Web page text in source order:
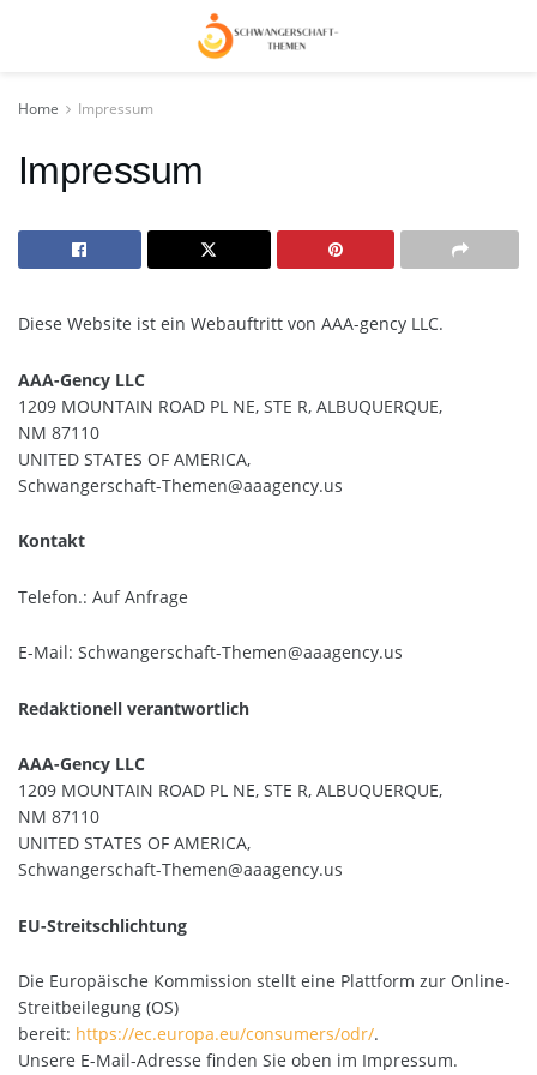
Home Impressum
Impressum
Diese Website ist ein Webauftritt von AAA-gency LLC.
AAA-Gency LLC
1209 MOUNTAIN ROAD PL NE, STE R, ALBUQUERQUE,
NM 87110
UNITED STATES OF AMERICA,
Schwangerschaft-Themen@aaagency.us
Kontakt
Telefon.: Auf Anfrage
E-Mail: Schwangerschaft-Themen@aaagency.us
Redaktionell verantwortlich
AAA-Gency LLC
1209 MOUNTAIN ROAD PL NE, STE R, ALBUQUERQUE,
NM 87110
UNITED STATES OF AMERICA,
Schwangerschaft-Themen@aaagency.us
EU-Streitschlichtung
Die Europäische Kommission stellt eine Plattform zur Online-
Streitbeilegung (OS)
bereit: https://ec.europa.eu/consumers/odr/.
Unsere E-Mail-Adresse finden Sie oben im Impressum.